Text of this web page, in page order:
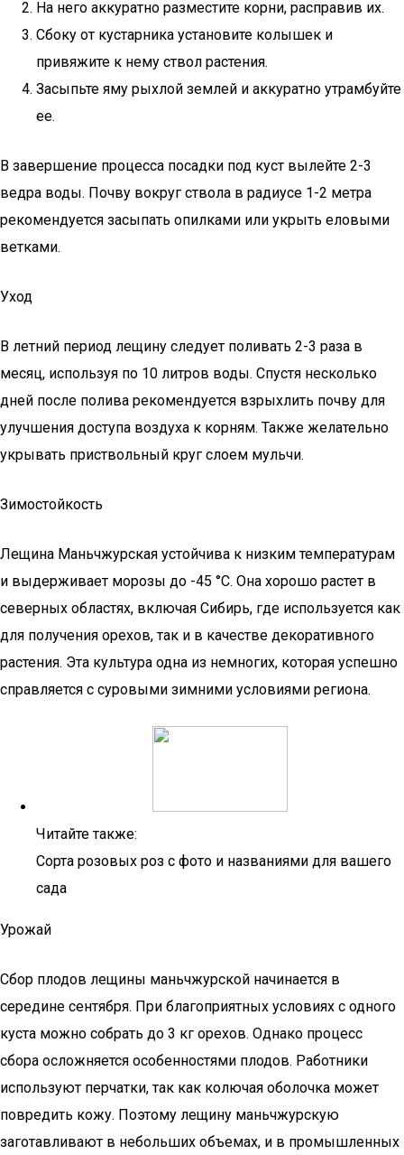
На него аккуратно разместите корни, расправив их.
Сбоку от кустарника установите колышек и
привяжите к нему ствол растения.
Засыпьте яму рыхлой землей и аккуратно утрамбуйте
ее.
В завершение процесса посадки под куст вылейте 2-3
ведра воды. Почву вокруг ствола в радиусе 1-2 метра
рекомендуется засыпать опилками или укрыть еловыми
ветками.
Уход
В летний период лещину следует поливать 2-3 раза в
месяц, используя по 10 литров воды. Спустя несколько
дней после полива рекомендуется взрыхлить почву для
улучшения доступа воздуха к корням. Также желательно
укрывать приствольный круг слоем мульчи.
Зимостойкость
Лещина Маньчжурская устойчива к низким температурам
и выдерживает морозы до -45 °С. Она хорошо растет в
северных областях, включая Сибирь, где используется как
для получения орехов, так и в качестве декоративного
растения. Эта культура одна из немногих, которая успешно
справляется с суровыми зимними условиями региона.
Читайте также:
Сорта розовых роз с фото и названиями для вашего
сада
Урожай
Сбор плодов лещины маньчжурской начинается в
середине сентября. При благоприятных условиях с одного
куста можно собрать до 3 кг орехов. Однако процесс
сбора осложняется особенностями плодов. Работники
используют перчатки, так как колючая оболочка может
повредить кожу. Поэтому лещину маньчжурскую
заготавливают в небольших объемах, и в промышленных